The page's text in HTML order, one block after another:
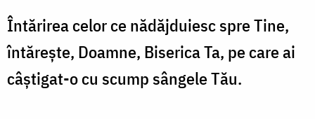
Întărirea celor ce nădăjduiesc spre Tine,
întăreşte, Doamne, Biserica Ta, pe care ai
câştigat-o cu scump sângele Tău.